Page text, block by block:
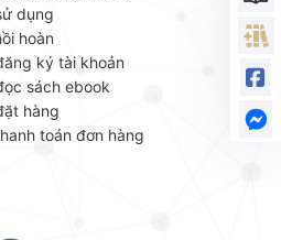
dụng
hoàn
ký tài khoản
sách ebook
hàng
toán đơn hàng